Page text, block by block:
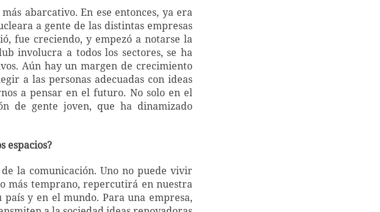
abarcativo. En ese entonces, ya era
a gente de las distintas empresas
fue creciendo, y empezó a notarse la
involucra a todos los sectores, se ha
Aún hay un margen de crecimiento
a las personas adecuadas con ideas
a pensar en el futuro. No solo en el
de gente joven, que ha dinamizado
espacios?
la comunicación. Uno no puede vivir
más temprano, repercutirá en nuestra
y en el mundo. Para una empresa,